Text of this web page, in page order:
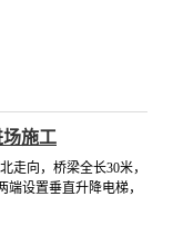
施工
走向，桥梁全长30米，
设置垂直升降电梯，
局将督促施工单位科